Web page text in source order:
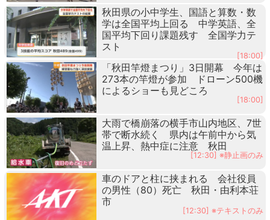
秋田県の小中学生、国語と算数・数
学は全国平均上回る 中学英語、全
国平均下回り課題残す 全国学力テ
スト
[18:00]
「秋田竿燈まつり」3日開幕 今年は
273本の竿燈が参加 ドローン500機
によるショーも見どころ
[18:00]
大雨で橋崩落の横手市山内地区、7世
帯で断水続く 県内は午前中から気
温上昇、熱中症に注意 秋田
[12:30] ※静止画のみ
車のドアと柱に挟まれる 会社役員
の男性（80）死亡 秋田・由利本荘
市
[12:30] ※テキストのみ